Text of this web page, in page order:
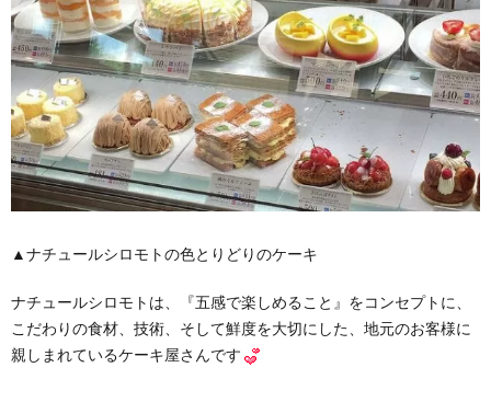
▲ナチュールシロモトの色とりどりのケーキ
ナチュールシロモトは、『五感で楽しめること』をコンセプトに、
こだわりの食材、技術、そして鮮度を大切にした、地元のお客様に
親しまれているケーキ屋さんです